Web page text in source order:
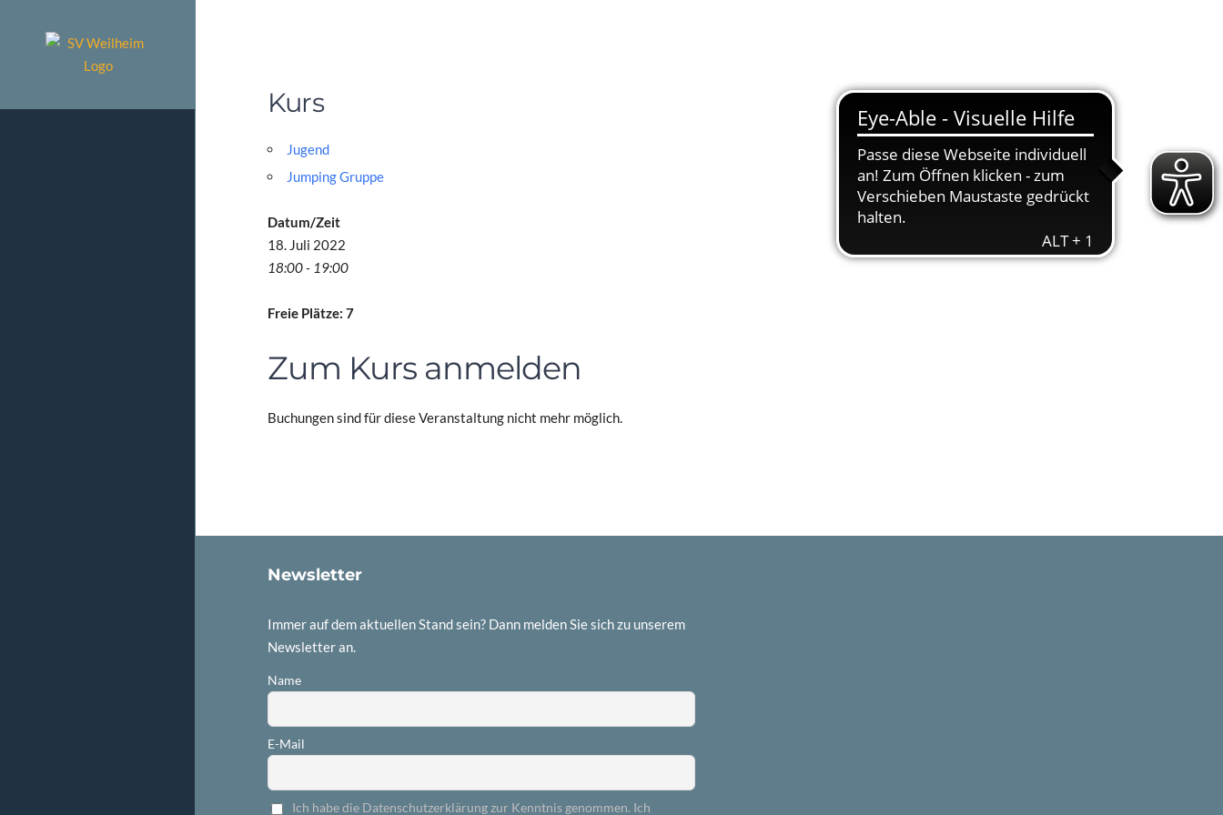
Kurs
Jugend
Jumping Gruppe
Datum/Zeit
18. Juli 2022
18:00 - 19:00
Freie Plätze: 7
Zum Kurs anmelden
Buchungen sind für diese Veranstaltung nicht mehr möglich.
Newsletter
Immer auf dem aktuellen Stand sein? Dann melden Sie sich zu unserem
Newsletter an.
Name
E-Mail
Ich habe die Datenschutzerklärung zur Kenntnis genommen. Ich